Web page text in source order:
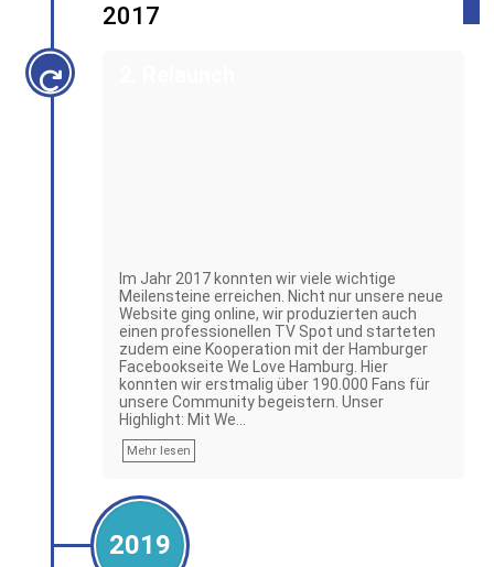
2017
Im Jahr 2017 konnten wir viele wichtige
Meilensteine erreichen. Nicht nur unsere neue
Website ging online, wir produzierten auch
einen professionellen TV Spot und starteten
zudem eine Kooperation mit der Hamburger
Facebookseite We Love Hamburg. Hier
konnten wir erstmalig über 190.000 Fans für
unsere Community begeistern. Unser
Highlight: Mit We…
Mehr lesen
2019